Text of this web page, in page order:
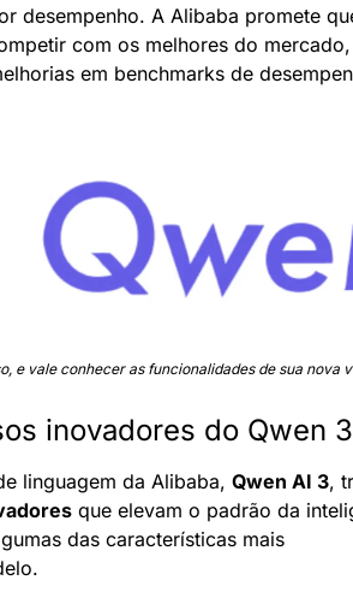
desempenho. A Alibaba promete
com os melhores do mercado,
em benchmarks de
e vale conhecer as funcionalidades de sua nova
inovadores do Qwen
linguagem da Alibaba, Qwen AI 3,
que elevam o padrão da
das características mais